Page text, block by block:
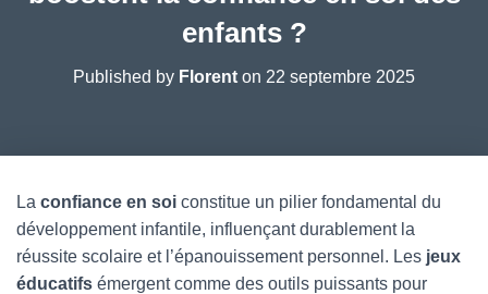
enfants ?
Published by Florent on 22 septembre 2025
La confiance en soi constitue un pilier fondamental du
développement infantile, influençant durablement la
réussite scolaire et l’épanouissement personnel. Les jeux
éducatifs émergent comme des outils puissants pour